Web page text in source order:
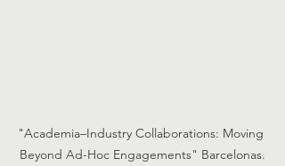
"Academia–Industry Collaborations: Moving
Beyond Ad-Hoc Engagements" Barcelonas.